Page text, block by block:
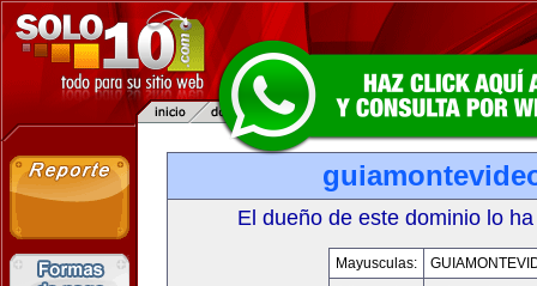
El dueño de este dominio lo
Mayusculas: